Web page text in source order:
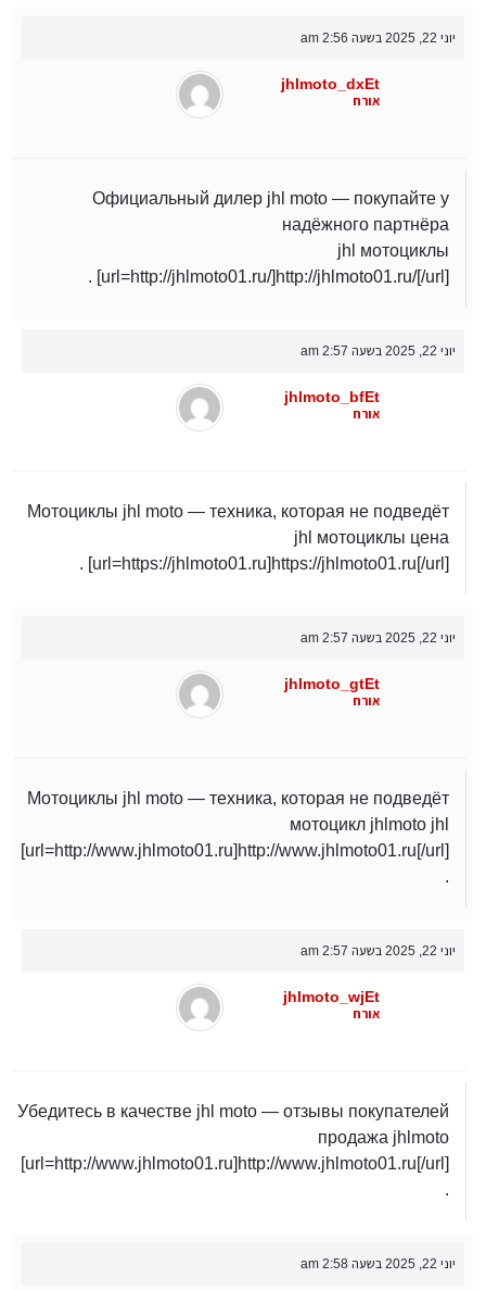
יוני 22, 2025 בשעה 2:56 am
jhlmoto_dxEt
אורח
Официальный дилер jhl moto — покупайте у
надёжного партнёра
jhl мотоциклы
[url=http://jhlmoto01.ru/]http://jhlmoto01.ru/[/url] .
יוני 22, 2025 בשעה 2:57 am
jhlmoto_bfEt
אורח
Мотоциклы jhl moto — техника, которая не подведёт
jhl мотоциклы цена
[url=https://jhlmoto01.ru]https://jhlmoto01.ru[/url] .
יוני 22, 2025 בשעה 2:57 am
jhlmoto_gtEt
אורח
Мотоциклы jhl moto — техника, которая не подведёт
мотоцикл jhlmoto jhl
[url=http://www.jhlmoto01.ru]http://www.jhlmoto01.ru[/url]
.
יוני 22, 2025 בשעה 2:57 am
jhlmoto_wjEt
אורח
Убедитесь в качестве jhl moto — отзывы покупателей
продажа jhlmoto
[url=http://www.jhlmoto01.ru]http://www.jhlmoto01.ru[/url]
.
יוני 22, 2025 בשעה 2:58 am